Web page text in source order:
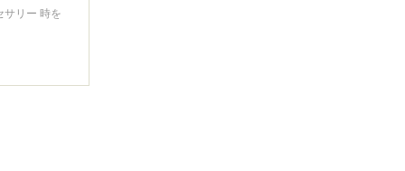
サリー 時を